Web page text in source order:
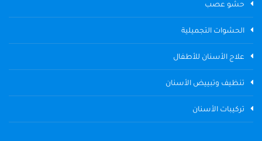
حشو عصب
الحشوات التجميلية
علاج الأسنان للأطفال
تنظيف وتبييض الأسنان
تركيبات الأسنان